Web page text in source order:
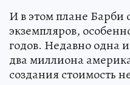
И в этом плане
экземпляров,
годов. Недавно одна
два миллиона
создания стоимость